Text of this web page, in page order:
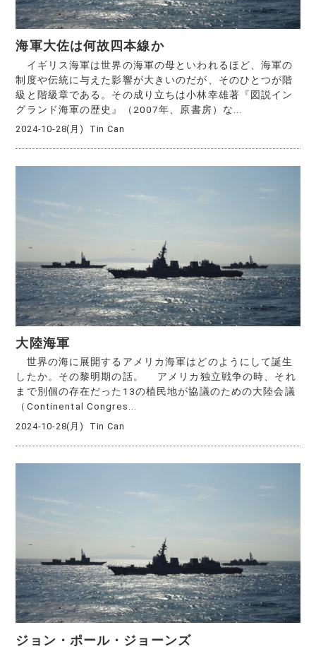
海軍大佐は何故四本線か
イギリス海軍は世界の海軍の母といわれるほど、海軍の
制度や伝統に与えた影響が大きいのだが、そのひとつが階
級と階級章である。その成り立ちは小林幸雄著『図説イン
グランド海軍の歴史』（2007年、原書房）な...
2024-10-28(月) Tin Can
大陸海軍
世界の海に展開するアメリカ海軍はどのようにして誕生
したか。その黎明期の話。 アメリカ独立戦争の時、それ
まで別個の存在だった13の植民地が協議のための大陸会議
（Continental Congres...
2024-10-28(月) Tin Can
ジョン・ポール・ジョーンズ